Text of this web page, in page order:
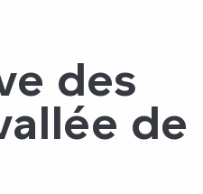
des
de